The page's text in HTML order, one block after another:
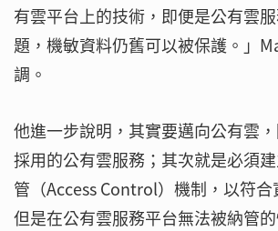
有雲平台上的技術，即便是公有雲
題，機敏資料仍舊可以被保護。」
調。
他進一步說明，其實要邁向公有雲
採用的公有雲服務；其次就是必須
管（Access Control）機制，以符合
但是在公有雲服務平台無法被納管